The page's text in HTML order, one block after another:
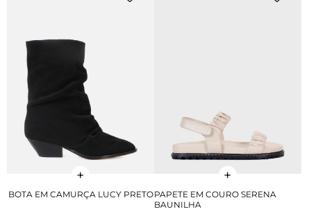
BOTA EM CAMURÇA LUCY PRETOPAPETE EM COURO SERENA
BAUNILHA